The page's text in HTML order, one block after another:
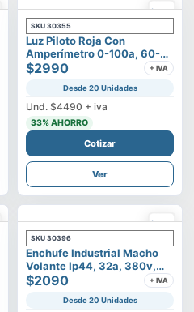
SKU 30355
Luz Piloto Roja Con
Amperímetro 0-100a, 60-
500v
$2990 + IVA
Desde 20 Unidades
Und. $4490 + iva
33% AHORRO
Cotizar
Ver
SKU 30396
Enchufe Industrial Macho
Volante Ip44, 32a, 380v,
3p+t
$2090 + IVA
Desde 20 Unidades